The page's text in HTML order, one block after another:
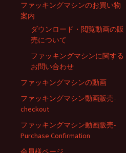
ファッキングマシンのお買い物
案内
ダウンロード・閲覧動画の販
売について
ファッキングマシンに関する
お問い合わせ
ファッキングマシンの動画
ファッキングマシン動画販売-
checkout
ファッキングマシン動画販売-
Purchase Confirmation